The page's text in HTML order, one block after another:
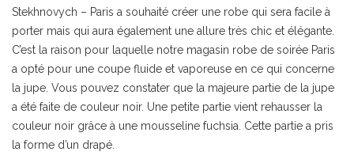
Stekhnovych – Paris a souhaité créer une robe qui sera facile à
porter mais qui aura également une allure très chic et élégante.
C’est la raison pour laquelle notre magasin robe de soirée Paris
a opté pour une coupe fluide et vaporeuse en ce qui concerne
la jupe. Vous pouvez constater que la majeure partie de la jupe
a été faite de couleur noir. Une petite partie vient rehausser la
couleur noir grâce à une mousseline fuchsia. Cette partie a pris
la forme d’un drapé.